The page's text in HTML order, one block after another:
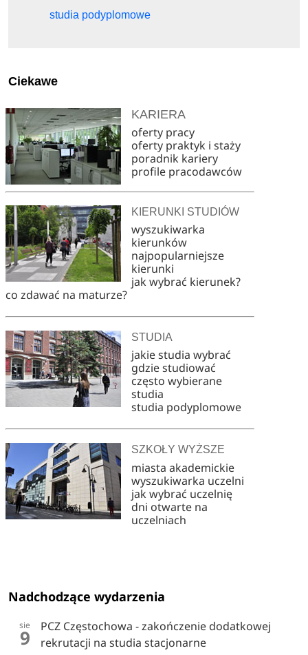
studia podyplomowe
Ciekawe
KARIERA
oferty pracy
oferty praktyk i staży
poradnik kariery
profile pracodawców
KIERUNKI STUDIÓW
wyszukiwarka
kierunków
najpopularniejsze
kierunki
jak wybrać kierunek?
co zdawać na maturze?
STUDIA
jakie studia wybrać
gdzie studiować
często wybierane
studia
studia podyplomowe
SZKOŁY WYŻSZE
miasta akademickie
wyszukiwarka uczelni
jak wybrać uczelnię
dni otwarte na
uczelniach
Nadchodzące wydarzenia
sie
9
PCZ Częstochowa - zakończenie dodatkowej
rekrutacji na studia stacjonarne